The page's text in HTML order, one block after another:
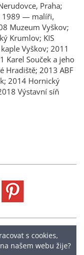
s cookies,
našem webu žije?
Praha;
1989 — malíři,
Muzeum Vyškov;
Krumlov; KIS
Vyškov; 2011
Karel Souček a jeho
Hradiště; 2013 ABF
2014 Hornický
Výstavní síň